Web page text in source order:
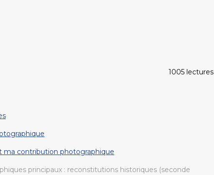
1005 lectures
ma contribution photographique
principaux : reconstitutions historiques (seconde